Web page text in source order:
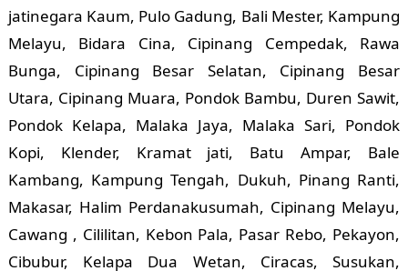
jatinegara Kaum, Pulo Gadung, Bali Mester, Kampung
Melayu, Bidara Cina, Cipinang Cempedak, Rawa
Bunga, Cipinang Besar Selatan, Cipinang Besar
Utara, Cipinang Muara, Pondok Bambu, Duren Sawit,
Pondok Kelapa, Malaka Jaya, Malaka Sari, Pondok
Kopi, Klender, Kramat jati, Batu Ampar, Bale
Kambang, Kampung Tengah, Dukuh, Pinang Ranti,
Makasar, Halim Perdanakusumah, Cipinang Melayu,
Cawang , Cililitan, Kebon Pala, Pasar Rebo, Pekayon,
Cibubur, Kelapa Dua Wetan, Ciracas, Susukan,